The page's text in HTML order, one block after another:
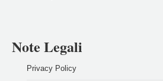
Note Legali
Privacy Policy